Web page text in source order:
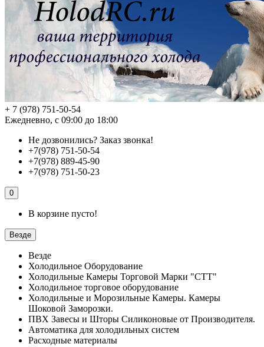
+ 7 (978) 751-50-54
Ежедневно, с 09:00 до 18:00
Не дозвонились? Заказ звонка!
+7(978) 751-50-54
+7(978) 889-45-90
+7(978) 751-50-23
0
В корзине пусто!
Везде
Везде
Холодильное Оборудование
Холодильные Камеры Торговой Марки "СТТ"
Холодильное торговое оборудование
Холодильные и Морозильные Камеры. Камеры
Шоковой Заморозки.
ПВХ Завесы и Шторы Силиконовые от Производителя.
Автоматика для холодильных систем
Расходные материалы